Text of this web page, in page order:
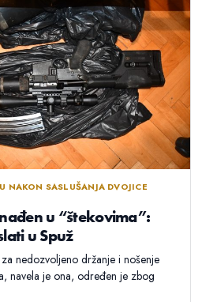
NAKON SASLUŠANJA DVOJICE
u “štekovima”:
u Spuž
nedozvoljeno držanje i nošenje
navela je ona, određen je zbog